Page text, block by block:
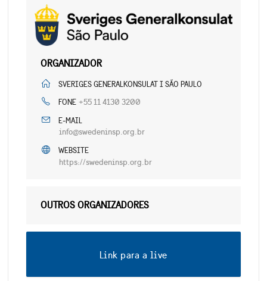
ORGANIZADOR
SVERIGES GENERALKONSULAT I SÃO PAULO
FONE +55 11 4130 3200
E-MAIL
info@swedeninsp.org.br
WEBSITE
https://swedeninsp.org.br
OUTROS ORGANIZADORES
Link para a live